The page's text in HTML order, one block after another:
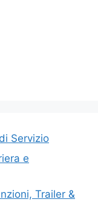
Servizio
e
Trailer &